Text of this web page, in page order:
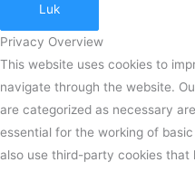
Luk
Privacy Overview
This website uses cookies to
navigate through the website.
are categorized as necessary
essential for the working of
also use third-party cookies that